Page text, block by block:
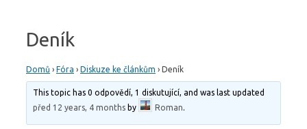
Deník
Domů › Fóra › Diskuze ke článkům › Deník
This topic has 0 odpovědí, 1 diskutující, and was last updated
před 12 years, 4 months by Roman.